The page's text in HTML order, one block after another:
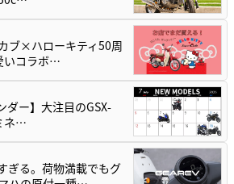
ブ×ハローキティ50周
コラボ…
ダー】大注目のGSX-
…
ぎる。荷物満載でもグ
ハの原付一種…